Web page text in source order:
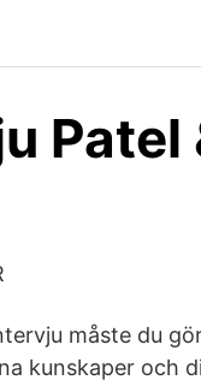
Patel
måste du
kunskaper och